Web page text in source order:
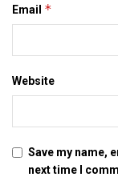
Email *
Website
Save my name,
next time I